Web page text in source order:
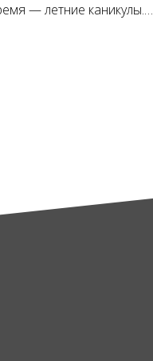
— летние каникулы.…